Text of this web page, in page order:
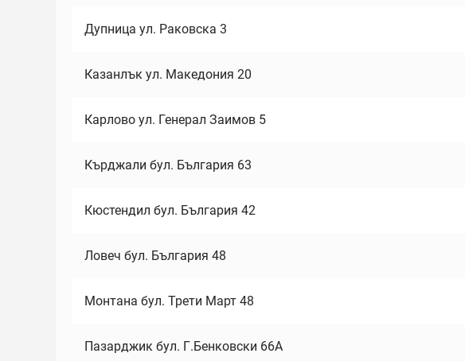
Дупница ул. Раковска 3
Казанлък ул. Македония 20
Карлово ул. Генерал Заимов 5
Кърджали бул. България 63
Кюстендил бул. България 42
Ловеч бул. България 48
Монтана бул. Трети Март 48
Пазарджик бул. Г.Бенковски 66А